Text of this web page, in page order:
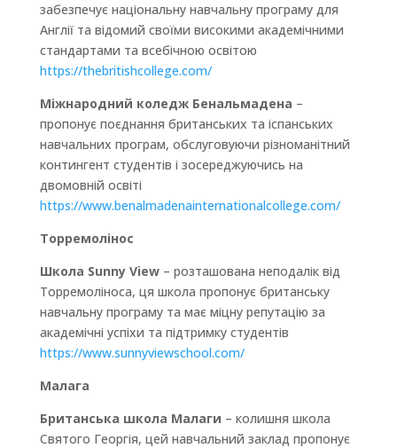
забезпечує національну навчальну програму для
Англії та відомий своїми високими академічними
стандартами та всебічною освітою
https://thebritishcollege.com/
Міжнародний коледж Бенальмадена –
пропонує поєднання британських та іспанських
навчальних програм, обслуговуючи різноманітний
контингент студентів і зосереджуючись на
двомовній освіті
https://www.benalmadenainternationalcollege.com/
Торремолінос
Школа Sunny View– розташована неподалік від
Торремоліноса, ця школа пропонує британську
навчальну програму та має міцну репутацію за
академічні успіхи та підтримку студентів
https://www.sunnyviewschool.com/
Малага
Британська школа Малаги – колишня школа
Святого Георгія, цей навчальний заклад пропонує